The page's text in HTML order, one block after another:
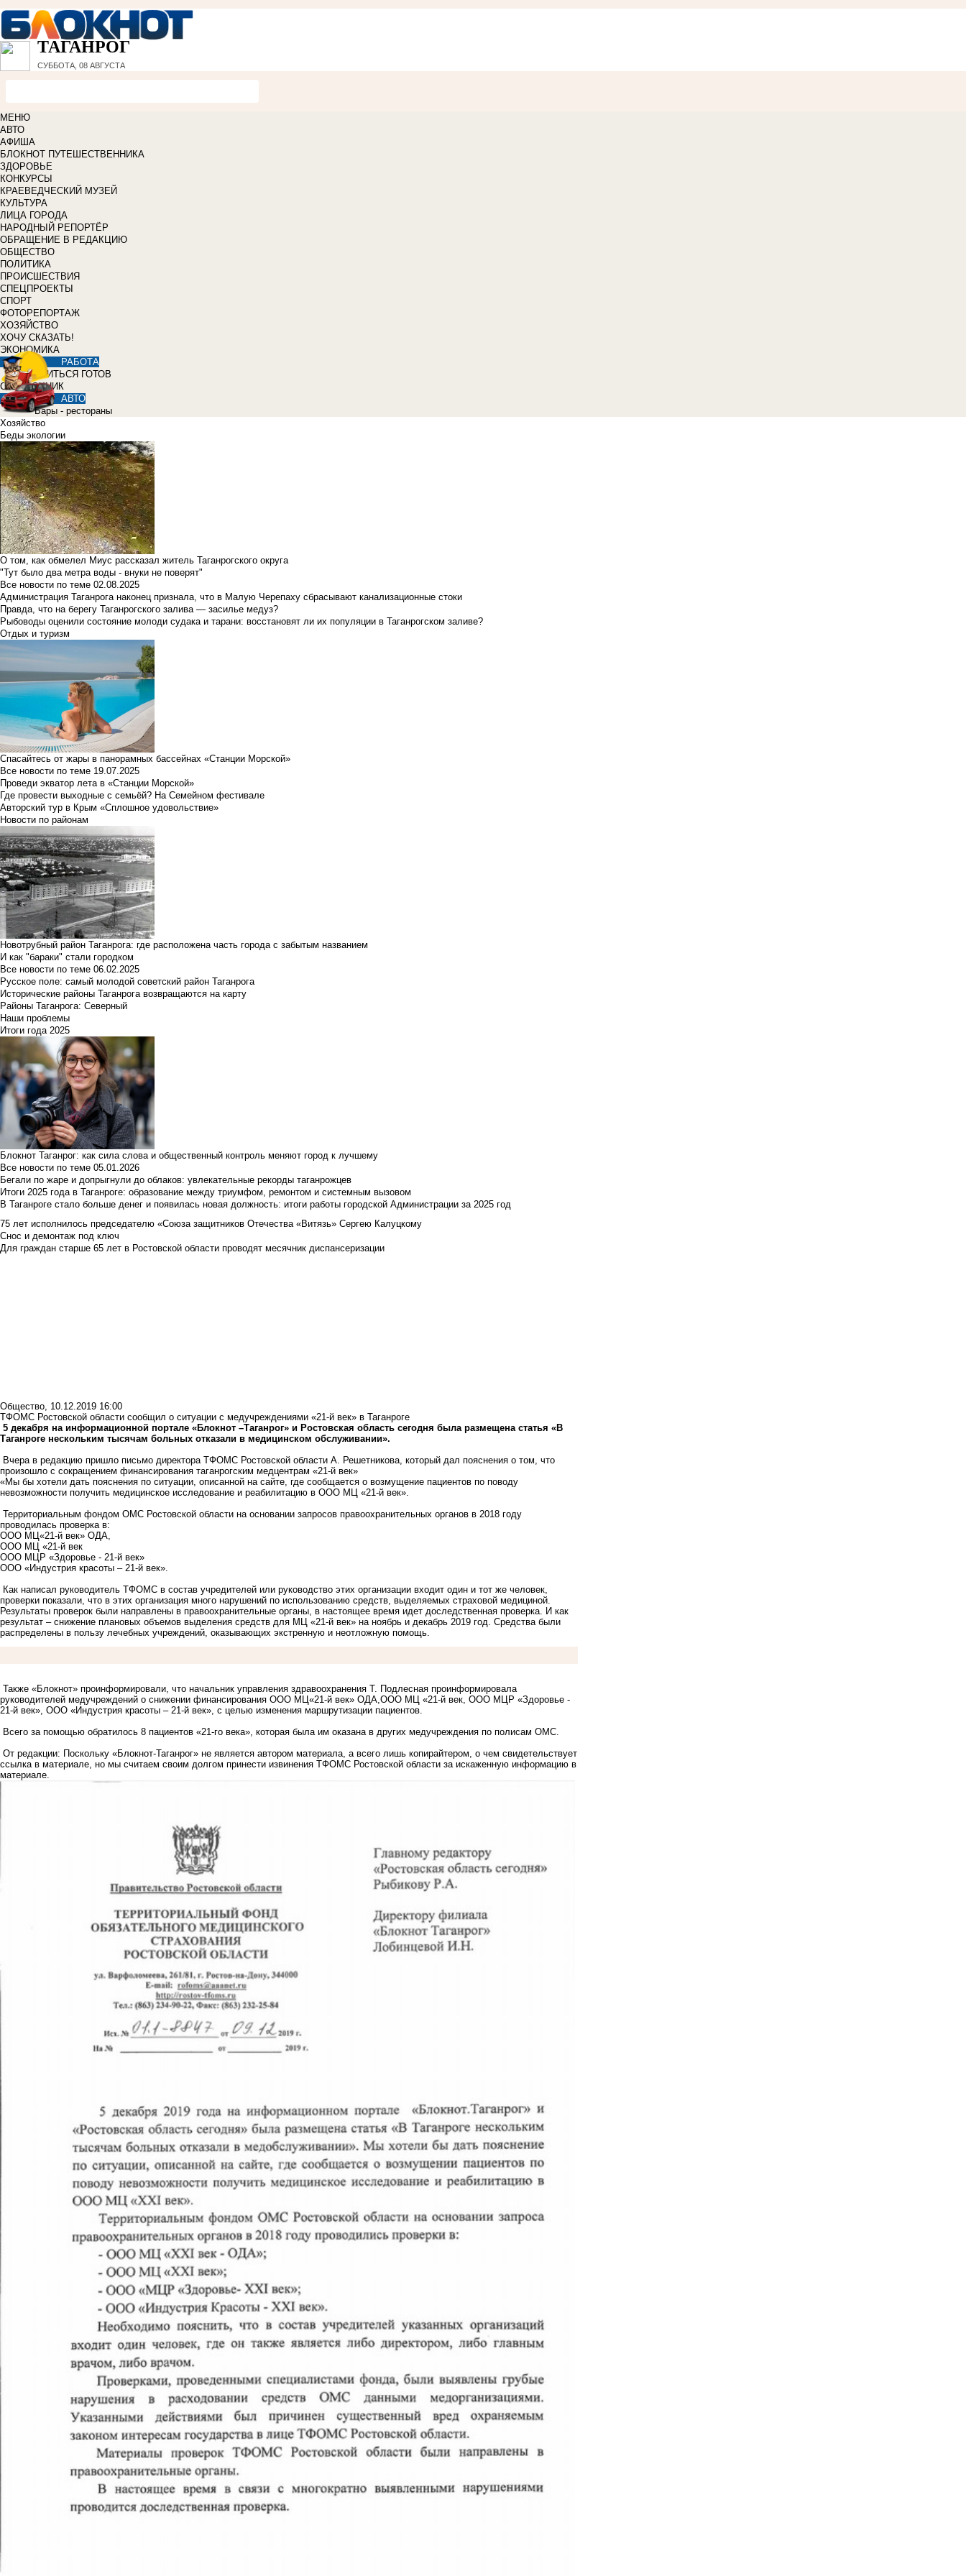
ТАГАНРОГ
СУББОТА, 08 АВГУСТА
МЕНЮ
АВТО
АФИША
БЛОКНОТ ПУТЕШЕСТВЕННИКА
ЗДОРОВЬЕ
КОНКУРСЫ
КРАЕВЕДЧЕСКИЙ МУЗЕЙ
КУЛЬТУРА
ЛИЦА ГОРОДА
НАРОДНЫЙ РЕПОРТЁР
ОБРАЩЕНИЕ В РЕДАКЦИЮ
ОБЩЕСТВО
ПОЛИТИКА
ПРОИСШЕСТВИЯ
СПЕЦПРОЕКТЫ
СПОРТ
ФОТОРЕПОРТАЖ
ХОЗЯЙСТВО
ХОЧУ СКАЗАТЬ!
ЭКОНОМИКА
РАБОТА
УЧИТЬСЯ ГОТОВ
СПРАВОЧНИК
АВТО
Бары - рестораны
Хозяйство
Беды экологии
О том, как обмелел Миус рассказал житель Таганрогского округа
"Тут было два метра воды - внуки не поверят"
Все новости по теме 02.08.2025
Администрация Таганрога наконец признала, что в Малую Черепаху сбрасывают канализационные стоки
Правда, что на берегу Таганрогского залива — засилье медуз?
Рыбоводы оценили состояние молоди судака и тарани: восстановят ли их популяции в Таганрогском заливе?
Отдых и туризм
Спасайтесь от жары в панорамных бассейнах «Станции Морской»
Все новости по теме 19.07.2025
Проведи экватор лета в «Станции Морской»
Где провести выходные с семьёй? На Семейном фестивале
Авторский тур в Крым «Сплошное удовольствие»
Новости по районам
Новотрубный район Таганрога: где расположена часть города с забытым названием
И как "бараки" стали городком
Все новости по теме 06.02.2025
Русское поле: самый молодой советский район Таганрога
Исторические районы Таганрога возвращаются на карту
Районы Таганрога: Северный
Наши проблемы
Итоги года 2025
Блокнот Таганрог: как сила слова и общественный контроль меняют город к лучшему
Все новости по теме 05.01.2026
Бегали по жаре и допрыгнули до облаков: увлекательные рекорды таганрожцев
Итоги 2025 года в Таганроге: образование между триумфом, ремонтом и системным вызовом
В Таганроге стало больше денег и появилась новая должность: итоги работы городской Администрации за 2025 год
75 лет исполнилось председателю «Союза защитников Отечества «Витязь» Сергею Калуцкому
Снос и демонтаж под ключ
Для граждан старше 65 лет в Ростовской области проводят месячник диспансеризации
Общество, 10.12.2019 16:00
ТФОМС Ростовской области сообщил о ситуации с медучреждениями «21-й век» в Таганроге
5 декабря на информационной портале «Блокнот –Таганрог» и Ростовская область сегодня была размещена статья «В
Таганроге нескольким тысячам больных отказали в медицинском обслуживании».
Вчера в редакцию пришло письмо директора ТФОМС Ростовской области А. Решетникова, который дал пояснения о том, что
произошло с сокращением финансирования таганрогским медцентрам «21-й век»
«Мы бы хотели дать пояснения по ситуации, описанной на сайте, где сообщается о возмущение пациентов по поводу
невозможности получить медицинское исследование и реабилитацию в ООО МЦ «21-й век».
Территориальным фондом ОМС Ростовской области на основании запросов правоохранительных органов в 2018 году
проводилась проверка в:
ООО МЦ«21-й век» ОДА,
ООО МЦ «21-й век
ООО МЦР «Здоровье - 21-й век»
ООО «Индустрия красоты – 21-й век».
Как написал руководитель ТФОМС в состав учредителей или руководство этих организации входит один и тот же человек,
проверки показали, что в этих организация много нарушений по использованию средств, выделяемых страховой медициной.
Результаты проверок были направлены в правоохранительные органы, в настоящее время идет доследственная проверка. И как
результат – снижение плановых объемов выделения средств для МЦ «21-й век» на ноябрь и декабрь 2019 год. Средства были
распределены в пользу лечебных учреждений, оказывающих экстренную и неотложную помощь.
Также «Блокнот» проинформировали, что начальник управления здравоохранения Т. Подлесная проинформировала
руководителей медучреждений о снижении финансирования ООО МЦ«21-й век» ОДА,ООО МЦ «21-й век, ООО МЦР «Здоровье -
21-й век», ООО «Индустрия красоты – 21-й век», с целью изменения маршрутизации пациентов.
Всего за помощью обратилось 8 пациентов «21-го века», которая была им оказана в других медучреждения по полисам ОМС.
От редакции: Поскольку «Блокнот-Таганрог» не является автором материала, а всего лишь копирайтером, о чем свидетельствует
ссылка в материале, но мы считаем своим долгом принести извинения ТФОМС Ростовской области за искаженную информацию в
материале.